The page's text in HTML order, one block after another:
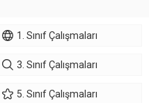
1. Sınıf Çalışmaları
3. Sınıf Çalışmaları
5. Sınıf Çalışmaları